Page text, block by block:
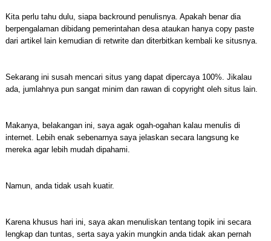
Kita perlu tahu dulu, siapa backround penulisnya. Apakah benar dia
berpengalaman dibidang pemerintahan desa ataukan hanya copy paste
dari artikel lain kemudian di retwrite dan diterbitkan kembali ke situsnya.
Sekarang ini susah mencari situs yang dapat dipercaya 100%. Jikalau
ada, jumlahnya pun sangat minim dan rawan di copyright oleh situs lain.
Makanya, belakangan ini, saya agak ogah-ogahan kalau menulis di
internet. Lebih enak sebenarnya saya jelaskan secara langsung ke
mereka agar lebih mudah dipahami.
Namun, anda tidak usah kuatir.
Karena khusus hari ini, saya akan menuliskan tentang topik ini secara
lengkap dan tuntas, serta saya yakin mungkin anda tidak akan pernah